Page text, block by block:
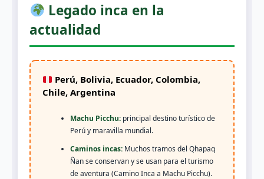
Legado inca en la
actualidad
Perú, Bolivia, Ecuador, Colombia,
Chile, Argentina
Machu Picchu: principal destino turístico de
Perú y maravilla mundial.
Caminos incas: Muchos tramos del Qhapaq
Ñan se conservan y se usan para el turismo
de aventura (Camino Inca a Machu Picchu).